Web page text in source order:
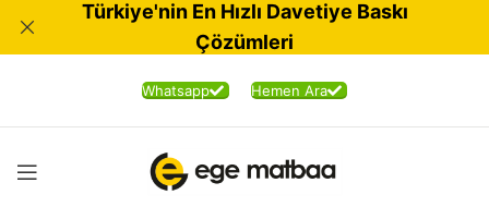
Whatsapp Hemen Ara
Türkiye'nin En Hızlı Davetiye Baskı
Çözümleri